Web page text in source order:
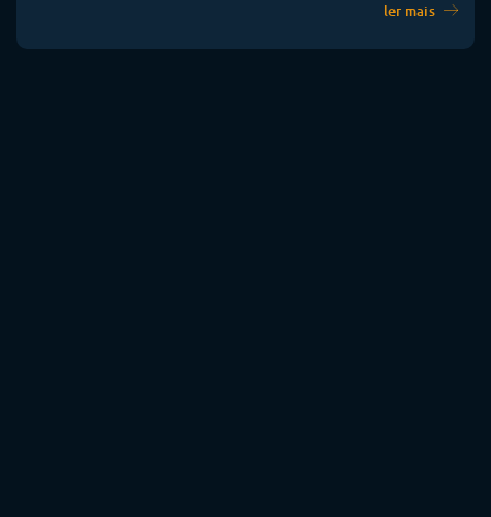
ler mais